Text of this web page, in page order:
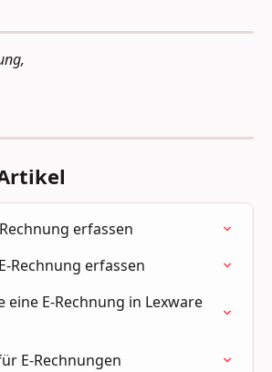
erfassen
Rechnung erfassen
eine E-Rechnung in Lexware
E-Rechnungen